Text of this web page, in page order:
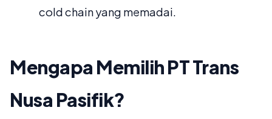
cold chain yang memadai.
Mengapa Memilih PT Trans
Nusa Pasifik?